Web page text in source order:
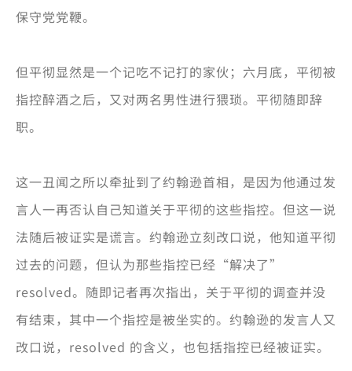
保守党党鞭。
但平彻显然是一个记吃不记打的家伙；六月底，平彻被
指控醉酒之后，又对两名男性进行猥琐。平彻随即辞
职。
这一丑闻之所以牵扯到了约翰逊首相，是因为他通过发
言人一再否认自己知道关于平彻的这些指控。但这一说
法随后被证实是谎言。约翰逊立刻改口说，他知道平彻
过去的问题，但认为那些指控已经“解决了”
resolved。随即记者再次指出，关于平彻的调查并没
有结束，其中一个指控是被坐实的。约翰逊的发言人又
改口说，resolved 的含义，也包括指控已经被证实。